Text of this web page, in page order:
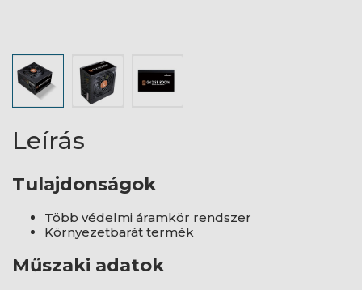
Leírás
Tulajdonságok
Több védelmi áramkör rendszer
Környezetbarát termék
Műszaki adatok